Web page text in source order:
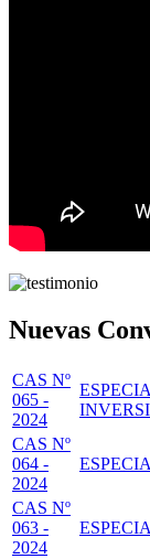
Nuevas
CAS Nº
065 -
2024
CAS Nº
064 -
2024
CAS Nº
063 -
2024